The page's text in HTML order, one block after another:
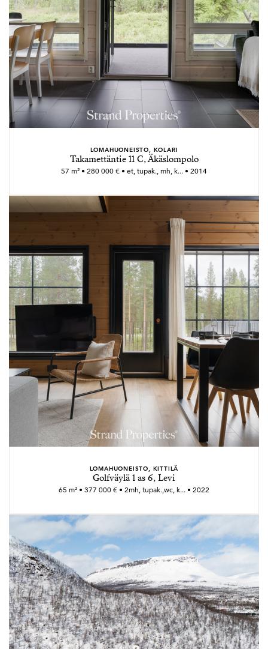
LOMAHUONEISTO, KOLARI
Takamettäntie 11 C, Äkäslompolo
57 m² • 280 000 € • et, tupak., mh, k... • 2014
LOMAHUONEISTO, KITTILÄ
Golfväylä 1 as 6, Levi
65 m² • 377 000 € • 2mh, tupak.,wc, k... • 2022